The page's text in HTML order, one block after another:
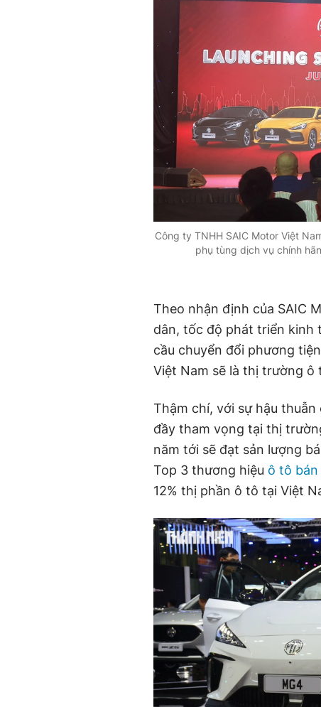
Công ty TNHH SAIC Motor Việt
phụ tùng dịch vụ chính
Theo nhận định của SAIC
dân, tốc độ phát triển kinh
cầu chuyển đổi phương
Việt Nam sẽ là thị trường ô
Thậm chí, với sự hậu
đầy tham vọng tại thị
năm tới sẽ đạt sản lượng
Top 3 thương hiệu ô tô
12% thị phần ô tô tại Việt